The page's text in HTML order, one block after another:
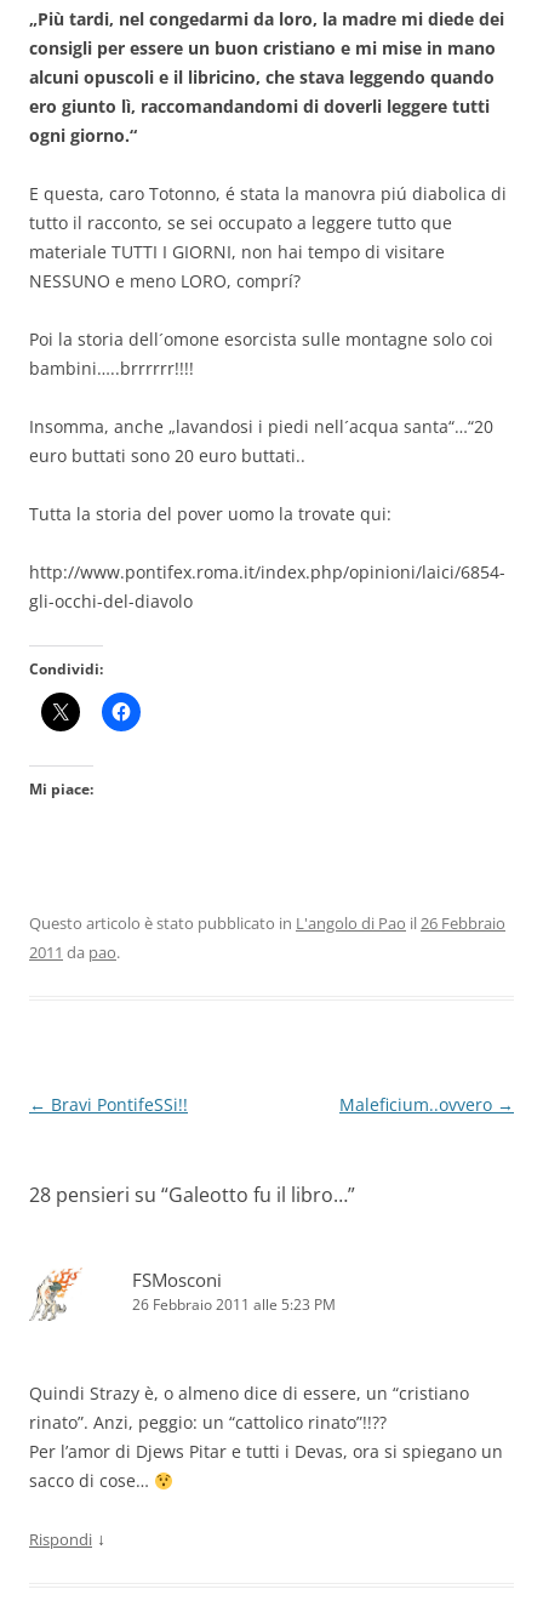
„Più tardi, nel congedarmi da loro, la madre mi diede dei
consigli per essere un buon cristiano e mi mise in mano
alcuni opuscoli e il libricino, che stava leggendo quando
ero giunto lì, raccomandandomi di doverli leggere tutti
ogni giorno.“
E questa, caro Totonno, é stata la manovra piú diabolica di
tutto il racconto, se sei occupato a leggere tutto que
materiale TUTTI I GIORNI, non hai tempo di visitare
NESSUNO e meno LORO, comprí?
Poi la storia dell´omone esorcista sulle montagne solo coi
bambini…..brrrrrr!!!!
Insomma, anche „lavandosi i piedi nell´acqua santa“…“20
euro buttati sono 20 euro buttati..
Tutta la storia del pover uomo la trovate qui:
http://www.pontifex.roma.it/index.php/opinioni/laici/6854-
gli-occhi-del-diavolo
Condividi:
Mi piace:
Questo articolo è stato pubblicato in L'angolo di Pao il26 Febbraio
2011 da pao.
Navigazione
← Bravi PontifeSSi!! Maleficium..ovvero →
28 pensieri su “Galeotto fu il libro…”
FSMosconi
26 Febbraio 2011 alle 5:23 PM
Quindi Strazy è, o almeno dice di essere, un “cristiano
rinato”. Anzi, peggio: un “cattolico rinato”!!??
Per l’amor di Djews Pitar e tutti i Devas, ora si spiegano un
sacco di cose…
Rispondi ↓